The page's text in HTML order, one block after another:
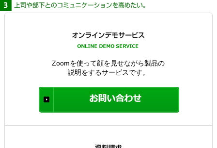
Zoomを使って顔を見せながら製品の
説明をするサービスです。